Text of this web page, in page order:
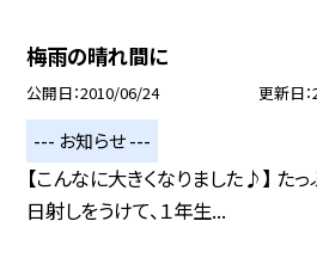
梅雨の晴れ間に
公開日 2010/06/24 更新日
--- お知らせ ---
【こんなに大きくなりました♪】 た
日射しをうけて、１年生...